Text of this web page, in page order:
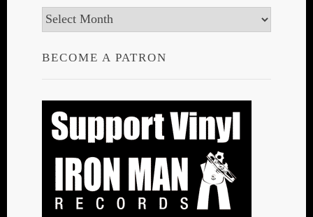
Archives
BECOME A PATRON